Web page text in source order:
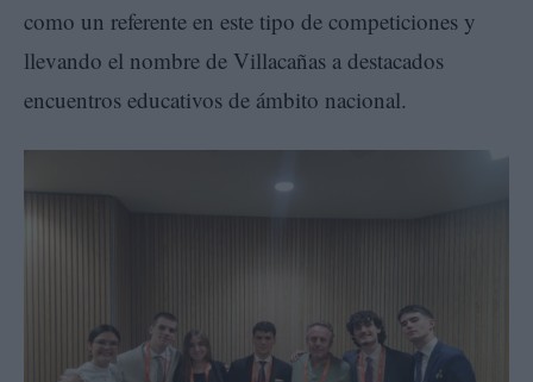
como un referente en este tipo de competiciones y
llevando el nombre de Villacañas a destacados
encuentros educativos de ámbito nacional.